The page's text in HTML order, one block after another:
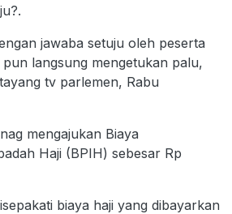
jawaba setuju oleh peserta
langsung mengetukan palu,
tv parlemen, Rabu
mengajukan Biaya
Haji (BPIH) sebesar Rp
biaya haji yang dibayarkan